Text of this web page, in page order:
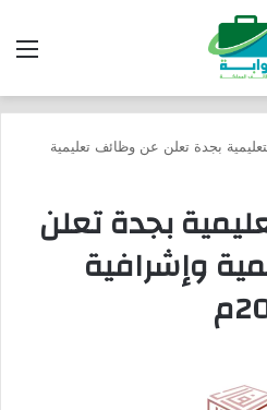
بجدة تعلن عن وظائف تعليمية
بجدة تعلن
وإشرافية